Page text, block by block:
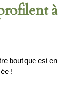
à
boutique est en
!